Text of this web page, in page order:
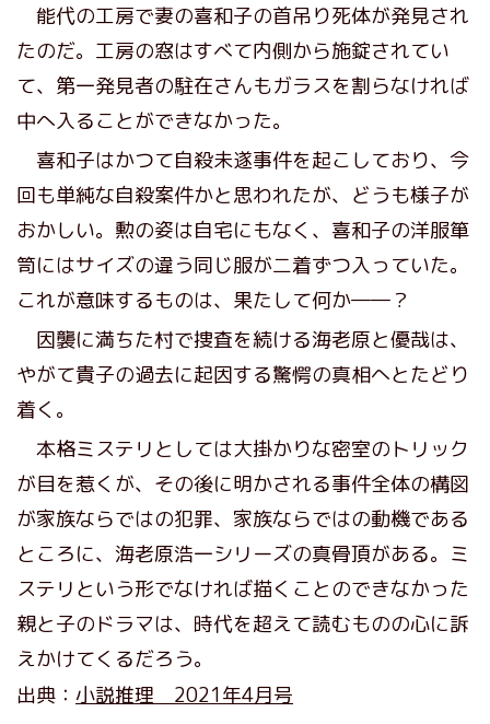
能代の工房で妻の喜和子の首吊り死体が発見され
たのだ。工房の窓はすべて内側から施錠されてい
て、第一発見者の駐在さんもガラスを割らなければ
中へ入ることができなかった。
喜和子はかつて自殺未遂事件を起こしており、今
回も単純な自殺案件かと思われたが、どうも様子が
おかしい。勲の姿は自宅にもなく、喜和子の洋服箪
笥にはサイズの違う同じ服が二着ずつ入っていた。
これが意味するものは、果たして何か――？
因襲に満ちた村で捜査を続ける海老原と優哉は、
やがて貴子の過去に起因する驚愕の真相へとたどり
着く。
本格ミステリとしては大掛かりな密室のトリック
が目を惹くが、その後に明かされる事件全体の構図
が家族ならではの犯罪、家族ならではの動機である
ところに、海老原浩一シリーズの真骨頂がある。ミ
ステリという形でなければ描くことのできなかった
親と子のドラマは、時代を超えて読むものの心に訴
えかけてくるだろう。
出典： 小説推理 2021年4月号